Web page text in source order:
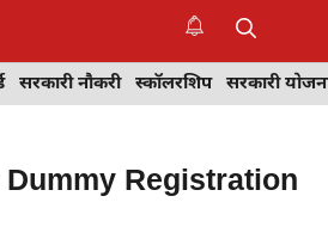
सरकारी नौकरी स्कॉलरशिप सरकारी
Registration